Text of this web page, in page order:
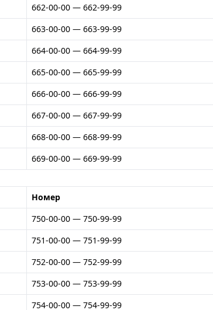
662-00-00 — 662-99-99
663-00-00 — 663-99-99
664-00-00 — 664-99-99
665-00-00 — 665-99-99
666-00-00 — 666-99-99
667-00-00 — 667-99-99
668-00-00 — 668-99-99
669-00-00 — 669-99-99
Номер
750-00-00 — 750-99-99
751-00-00 — 751-99-99
752-00-00 — 752-99-99
753-00-00 — 753-99-99
754-00-00 — 754-99-99